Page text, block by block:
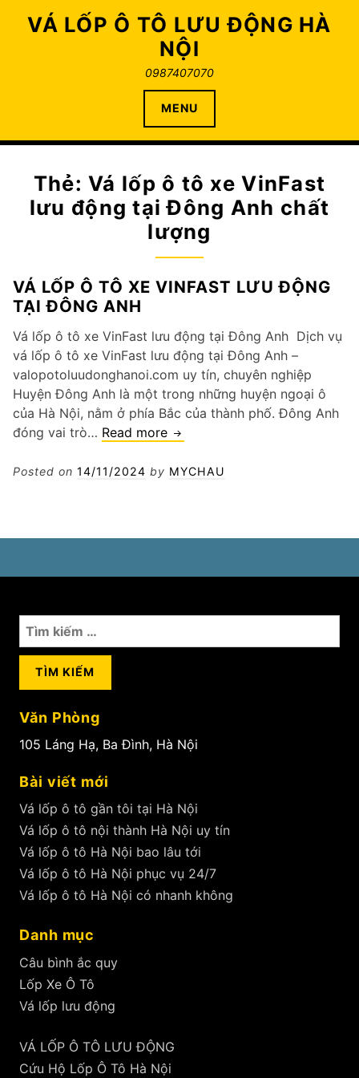
VÁ LỐP Ô TÔ LƯU ĐỘNG HÀ
NỘI
0987407070
MENU
Thẻ:Vá lốp ô tô xe VinFast
lưu động tại Đông Anh chất
lượng
VÁ LỐP Ô TÔ XE VINFAST LƯU ĐỘNG
TẠI ĐÔNG ANH
Vá lốp ô tô xe VinFast lưu động tại Đông Anh Dịch vụ
vá lốp ô tô xe VinFast lưu động tại Đông Anh –
valopotoluudonghanoi.com uy tín, chuyên nghiệp
Huyện Đông Anh là một trong những huyện ngoại ô
của Hà Nội, nằm ở phía Bắc của thành phố. Đông Anh
đóng vai trò… Read more Vá
ô
Posted on 14/11/2024 by MYCHAU
Tìm
kiếm
cho:
Văn Phòng
105 Láng Hạ, Ba Đình, Hà Nội
Bài viết mới
Vá lốp ô tô gần tôi tại Hà Nội
Vá lốp ô tô nội thành Hà Nội uy tín
Vá lốp ô tô Hà Nội bao lâu tới
Vá lốp ô tô Hà Nội phục vụ 24/7
Vá lốp ô tô Hà Nội có nhanh không
Danh mục
Câu bình ắc quy
Lốp Xe Ô Tô
Vá lốp lưu động
VÁ LỐP Ô TÔ LƯU ĐỘNG
Cứu Hộ Lốp Ô Tô Hà Nội